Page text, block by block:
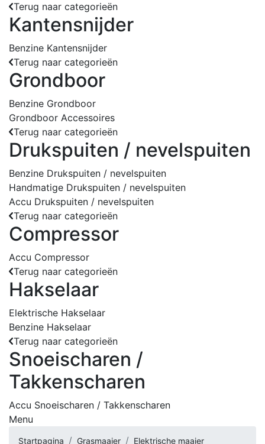
Terug naar categorieën
Kantensnijder
Benzine Kantensnijder
Terug naar categorieën
Grondboor
Benzine Grondboor
Grondboor Accessoires
Terug naar categorieën
Drukspuiten / nevelspuiten
Benzine Drukspuiten / nevelspuiten
Handmatige Drukspuiten / nevelspuiten
Accu Drukspuiten / nevelspuiten
Terug naar categorieën
Compressor
Accu Compressor
Terug naar categorieën
Hakselaar
Elektrische Hakselaar
Benzine Hakselaar
Terug naar categorieën
Snoeischaren /
Takkenscharen
Accu Snoeischaren / Takkenscharen
Menu
Startpagina Grasmaaier
Elektrische maaier